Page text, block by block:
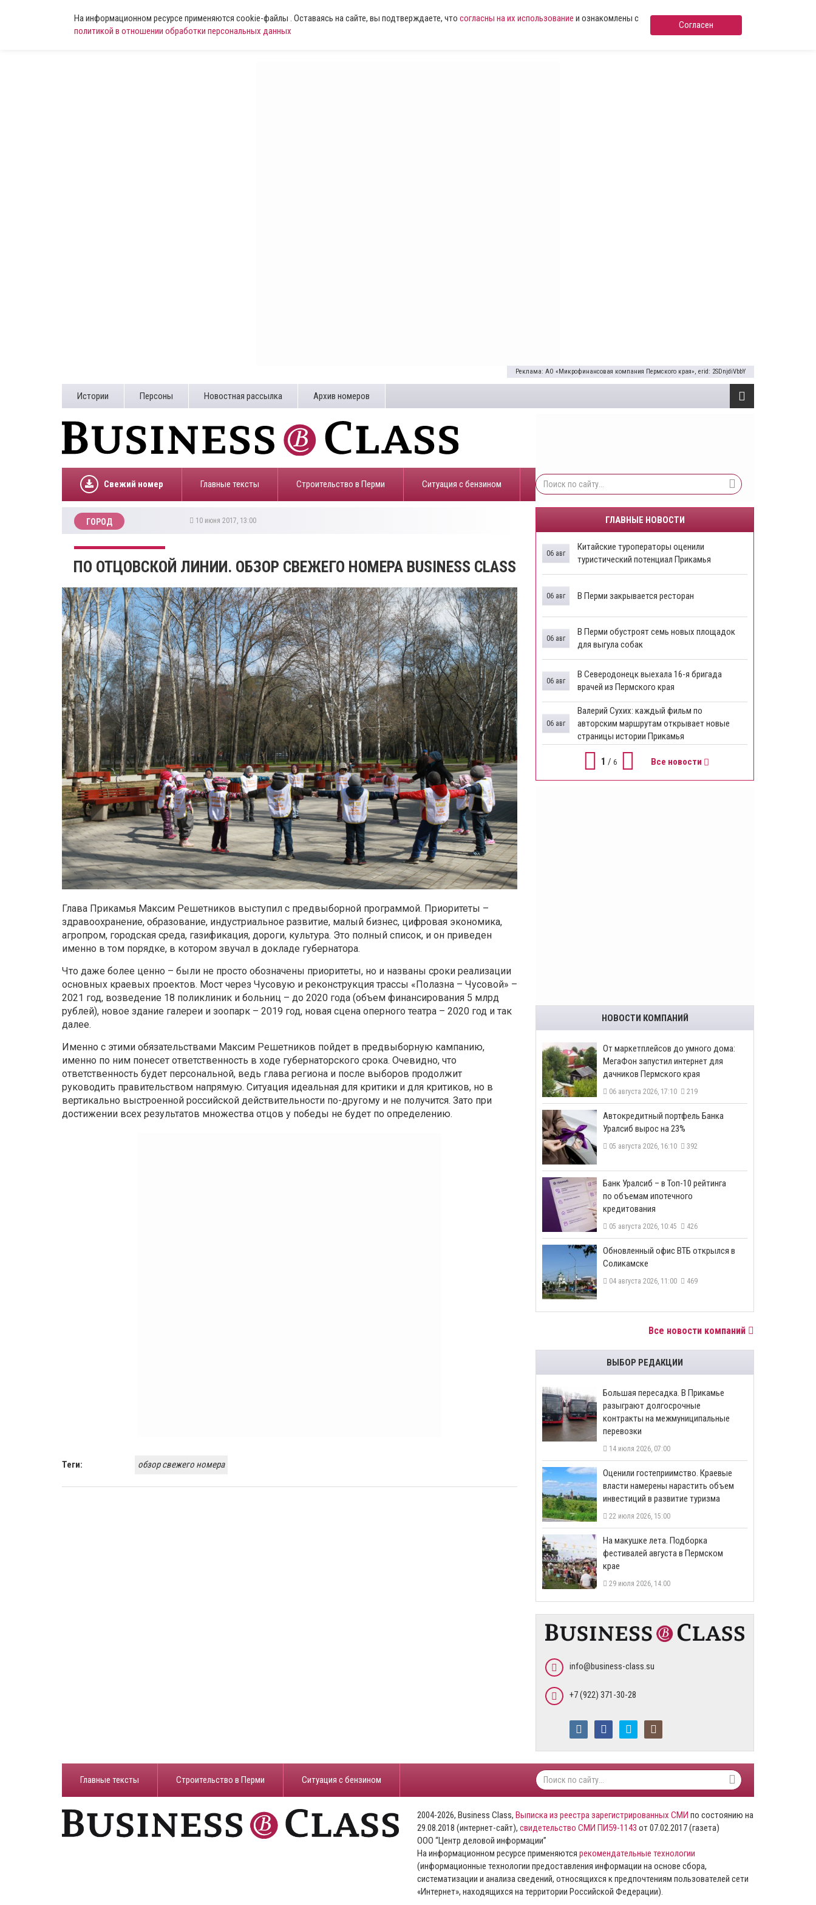
На информационном ресурсе применяются cookie-файлы . Оставаясь на сайте, вы подтверждаете, что согласны на их использование и ознакомлены с
политикой в отношении обработки персональных данных
Согласен
Реклама: АО «Микрофинансовая компания Пермского края», erid: 2SDnjdiVbbY
Истории Персоны Новостная рассылка Архив номеров
Свежий номер Главные тексты Строительство в Перми ​Ситуация с бензином
ГОРОД 10 июня 2017, 13:00
​ПО ОТЦОВСКОЙ ЛИНИИ. ОБЗОР СВЕЖЕГО НОМЕРА BUSINESS CLASS
Глава Прикамья Максим Решетников выступил с предвыборной программой. Приоритеты –
здравоохранение, образование, индустриальное развитие, малый бизнес, цифровая экономика,
агропром, городская среда, газификация, дороги, культура. Это полный список, и он приведен
именно в том порядке, в котором звучал в докладе губернатора.
Что даже более ценно – были не просто обозначены приоритеты, но и названы сроки реализации
основных краевых проектов. Мост через Чусовую и реконструкция трассы «Полазна – Чусовой» –
2021 год, возведение 18 поликлиник и больниц – до 2020 года (объем финансирования 5 млрд
рублей), новое здание галереи и зоопарк – 2019 год, новая сцена оперного театра – 2020 год и так
далее.
Именно с этими обязательствами Максим Решетников пойдет в предвыборную кампанию,
именно по ним понесет ответственность в ходе губернаторского срока. Очевидно, что
ответственность будет персональной, ведь глава региона и после выборов продолжит
руководить правительством напрямую. Ситуация идеальная для критики и для критиков, но в
вертикально выстроенной российской действительности по-другому и не получится. Зато при
достижении всех результатов множества отцов у победы не будет по определению.
Теги: обзор свежего номера
ГЛАВНЫЕ НОВОСТИ
Китайские туроператоры оценили
туристический потенциал Прикамья
06 авг
В Перми закрывается ресторан
06 авг
​В Перми обустроят семь новых площадок
для выгула собак
06 авг
В Северодонецк выехала 16-я бригада
врачей из Пермского края
06 авг
​Валерий Сухих: каждый фильм по
авторским маршрутам открывает новые
страницы истории Прикамья
06 авг
1 / 6 Все новости
НОВОСТИ КОМПАНИЙ
От маркетплейсов до умного дома:
МегаФон запустил интернет для
дачников Пермского края
06 августа 2026, 17:10 219
​Автокредитный портфель Банка
Уралсиб вырос на 23%
05 августа 2026, 16:10 392
​Банк Уралсиб – в Топ-10 рейтинга
по объемам ипотечного
кредитования
05 августа 2026, 10:45 426
​Обновленный офис ВТБ открылся в
Соликамске
04 августа 2026, 11:00 469
Все новости компаний
ВЫБОР РЕДАКЦИИ
Большая пересадка. В Прикамье
разыграют долгосрочные
контракты на межмуниципальные
перевозки
14 июля 2026, 07:00
Оценили гостеприимство. Краевые
власти намерены нарастить объем
инвестиций в развитие туризма
22 июля 2026, 15:00
На макушке лета. Подборка
фестивалей августа в Пермском
крае
29 июля 2026, 14:00
info@business-class.su
+7 (922) 371-30-28
Главные тексты Строительство в Перми ​Ситуация с бензином
2004-2026, Business Class, Выписка из реестра зарегистрированных СМИ по состоянию на
29.08.2018 (интернет-сайт), свидетельство СМИ ПИ59-1143 от 07.02.2017 (газета)
ООО “Центр деловой информации”
На информационном ресурсе применяются рекомендательные технологии
(информационные технологии предоставления информации на основе сбора,
систематизации и анализа сведений, относящихся к предпочтениям пользователей сети
«Интернет», находящихся на территории Российской Федерации).